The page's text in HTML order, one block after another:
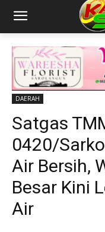
DAERAH
Satgas
0420/
Air Bersih,
Besar Kini
Air